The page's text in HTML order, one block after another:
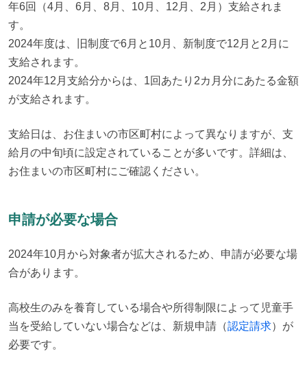
年6回（4月、6月、8月、10月、12月、2月）支給されま
す。
2024年度は、旧制度で6月と10月、新制度で12月と2月に
支給されます。
2024年12月支給分からは、1回あたり2カ月分にあたる金額
が支給されます。
支給日は、お住まいの市区町村によって異なりますが、支
給月の中旬頃に設定されていることが多いです。詳細は、
お住まいの市区町村にご確認ください。
申請が必要な場合
2024年10月から対象者が拡大されるため、申請が必要な場
合があります。
高校生のみを養育している場合や所得制限によって児童手
当を受給していない場合などは、新規申請（認定請求）が
必要です。